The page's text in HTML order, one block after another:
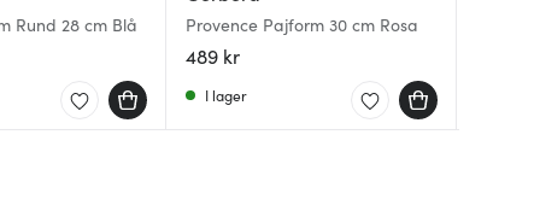
Rund 28 cm Blå Provence Pajform 30 cm Rosa
489 kr
I lager